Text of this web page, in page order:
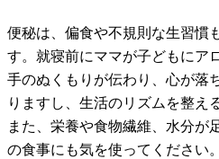
便秘は、偏食や不規則な生習慣
す。就寝前にママが子どもにア
手のぬくもりが伝わり、心が落
りますし、生活のリズムを整え
また、栄養や食物繊維、水分が
の食事にも気を使ってください。